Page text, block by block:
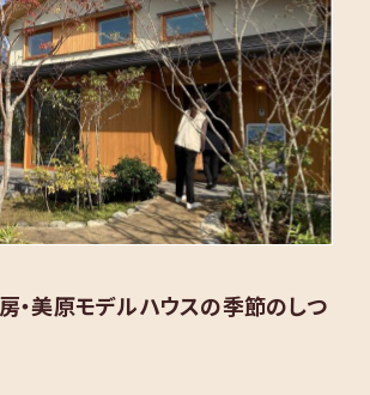
・美原モデルハウスの季節のしつ